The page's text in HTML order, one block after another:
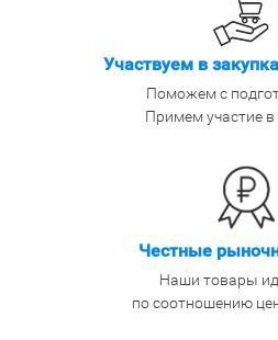
Участвуем в
Поможем с
Примем участие в
Честные
Наши товары
по соотношению